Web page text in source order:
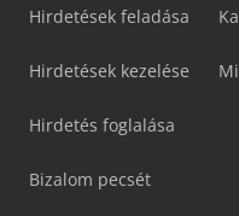
Hirdetések feladása
Hirdetések kezelése
Hirdetés foglalása
Bizalom pecsét